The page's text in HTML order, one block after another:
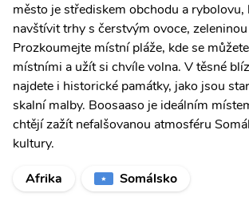
město je střediskem obchodu a rybolovu,
navštívit trhy s čerstvým ovoce,
Prozkoumejte místní pláže, kde se
místními a užít si chvíle volna. V těsné
najdete i historické památky, jako jsou
skalní malby. Boosaaso je ideálním
chtějí zažít nefalšovanou atmosféru
kultury.
Afrika
Somálsko